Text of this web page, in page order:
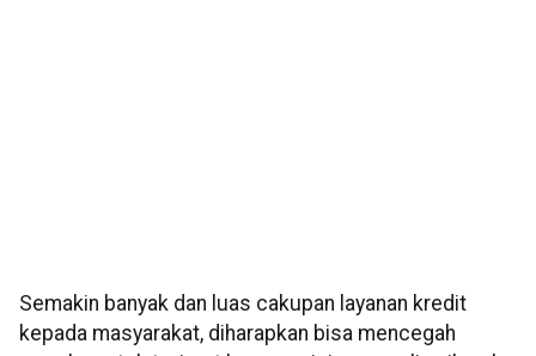
Semakin banyak dan luas cakupan layanan kredit
kepada masyarakat, diharapkan bisa mencegah